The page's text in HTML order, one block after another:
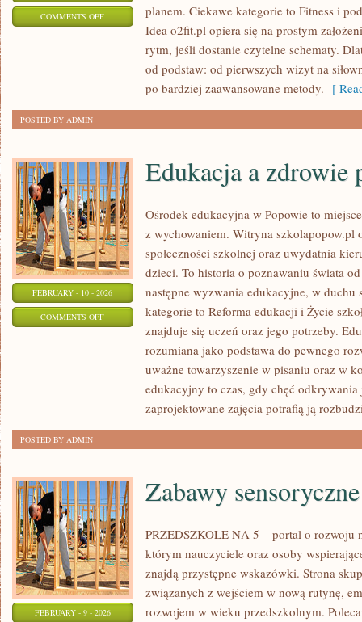
COMMENTS OFFON
planem. Ciekawe kategorie to Fitness i
Idea o2fit.pl opiera się na prostym
rytm, jeśli dostanie czytelne schematy.
od podstaw: od pierwszych wizyt na
po bardziej zaawansowane metody. [
POSTED BY ADMIN
FEBRUARY - 10 - 2026
COMMENTS OFFON
PSYCHICZNE
Edukacja a zdrowie
Ośrodek edukacyjna w Popowie to
z wychowaniem. Witryna szkolapopow.pl
społeczności szkolnej oraz uwydatnia
dzieci. To historia o poznawaniu świata
następne wyzwania edukacyjne, w
kategorie to Reforma edukacji i Życie
znajduje się uczeń oraz jego potrzeby.
rozumiana jako podstawa do pewnego
uważne towarzyszenie w pisaniu oraz w
edukacyjny to czas, gdy chęć odkrywania
zaprojektowane zajęcia potrafią ją
POSTED BY ADMIN
FEBRUARY - 9 - 2026
Zabawy sensoryczne
PRZEDSZKOLE NA 5 – portal o rozwoju
którym nauczyciele oraz osoby
znajdą przystępne wskazówki. Strona
związanych z wejściem w nową rutynę,
rozwojem w wieku przedszkolnym.